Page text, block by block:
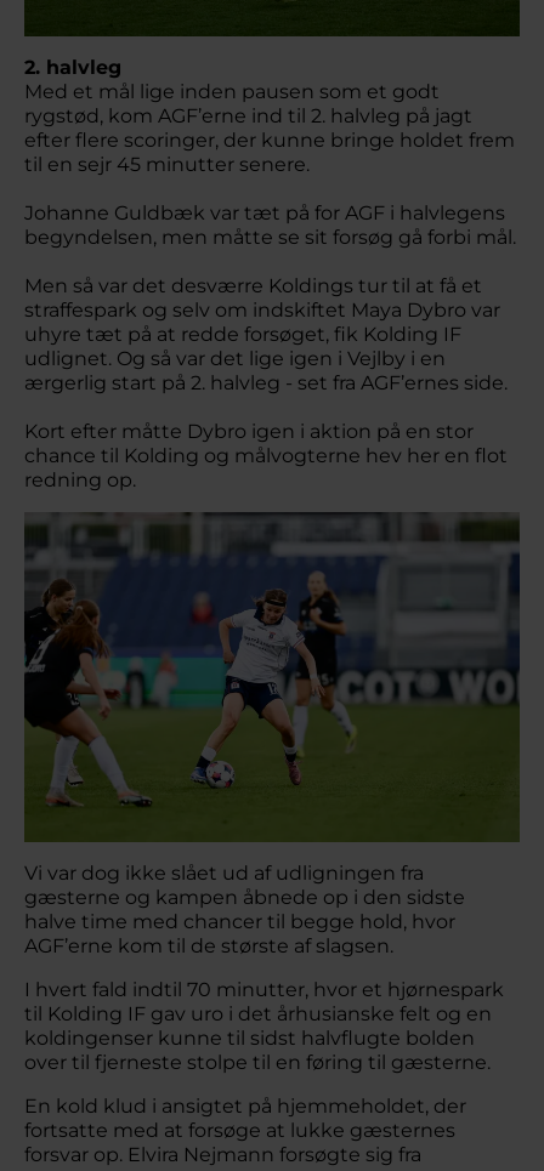
2. halvleg
Med et mål lige inden pausen som et godt
rygstød, kom AGF’erne ind til 2. halvleg på jagt
efter flere scoringer, der kunne bringe holdet frem
til en sejr 45 minutter senere.
Johanne Guldbæk var tæt på for AGF i halvlegens
begyndelsen, men måtte se sit forsøg gå forbi mål.
Men så var det desværre Koldings tur til at få et
straffespark og selv om indskiftet Maya Dybro var
uhyre tæt på at redde forsøget, fik Kolding IF
udlignet. Og så var det lige igen i Vejlby i en
ærgerlig start på 2. halvleg - set fra AGF’ernes side.
Kort efter måtte Dybro igen i aktion på en stor
chance til Kolding og målvogterne hev her en flot
redning op.
Vi var dog ikke slået ud af udligningen fra
gæsterne og kampen åbnede op i den sidste
halve time med chancer til begge hold, hvor
AGF’erne kom til de største af slagsen.
I hvert fald indtil 70 minutter, hvor et hjørnespark
til Kolding IF gav uro i det århusianske felt og en
koldingenser kunne til sidst halvflugte bolden
over til fjerneste stolpe til en føring til gæsterne.
En kold klud i ansigtet på hjemmeholdet, der
fortsatte med at forsøge at lukke gæsternes
forsvar op. Elvira Nejmann forsøgte sig fra